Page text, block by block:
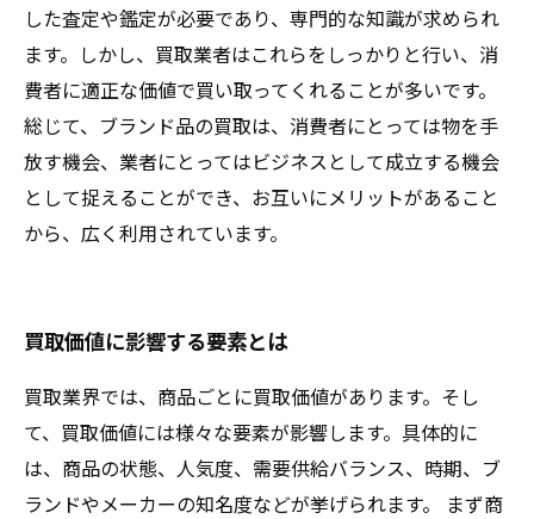
した査定や鑑定が必要であり、専門的な知識が求められ
ます。しかし、買取業者はこれらをしっかりと行い、消
費者に適正な価値で買い取ってくれることが多いです。
総じて、ブランド品の買取は、消費者にとっては物を手
放す機会、業者にとってはビジネスとして成立する機会
として捉えることができ、お互いにメリットがあること
から、広く利用されています。
買取価値に影響する要素とは
買取業界では、商品ごとに買取価値があります。そし
て、買取価値には様々な要素が影響します。具体的に
は、商品の状態、人気度、需要供給バランス、時期、ブ
ランドやメーカーの知名度などが挙げられます。 まず商